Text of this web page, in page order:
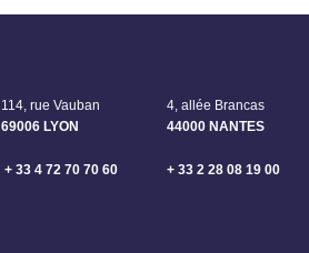
114, rue Vauban
69006 LYON
+ 33 4 72 70 70 60
4, allée Brancas
44000 NANTES
+ 33 2 28 08 19 00